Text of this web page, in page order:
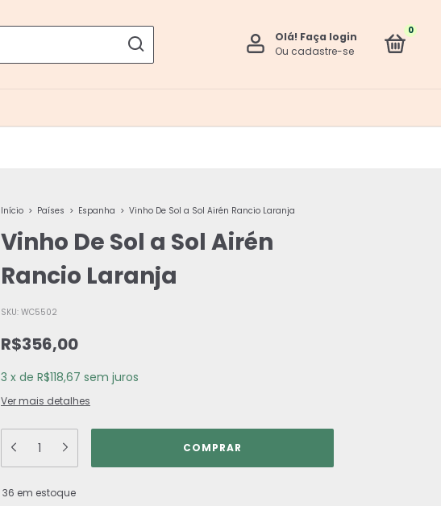
Olá! Faça login
Ou cadastre-se
0
Início > Países > Espanha > Vinho De Sol a Sol Airén Rancio Laranja
Vinho De Sol a Sol Airén
Rancio Laranja
SKU: WC5502
R$356,00
3 x de R$118,67 sem juros
Ver mais detalhes
36 em estoque